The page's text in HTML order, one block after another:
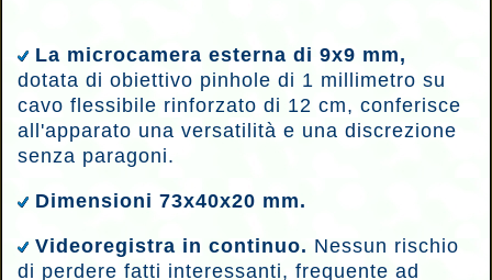
La microcamera esterna di 9x9 mm,
dotata di obiettivo pinhole di 1 millimetro su
cavo flessibile rinforzato di 12 cm, conferisce
all'apparato una versatilità e una discrezione
senza paragoni.
Dimensioni 73x40x20 mm.
Videoregistra in continuo. Nessun rischio
di perdere fatti interessanti, frequente ad